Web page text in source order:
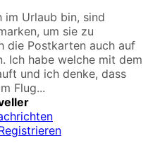
im Urlaub bin, sind
um sie zu
die Postkarten auch auf
Ich habe welche mit dem
und ich denke, dass
Flug...